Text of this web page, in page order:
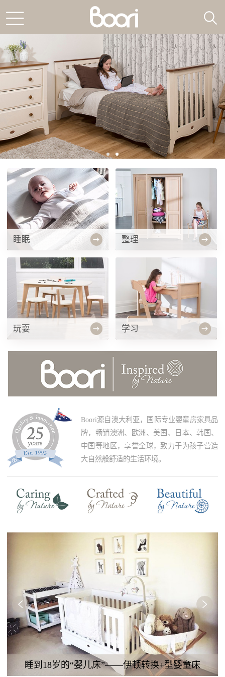
睡眠 整理
玩耍 学习
Boori源自澳大利亚，国际专业婴童房家具品
牌，畅销澳洲、欧洲、美国、日本、韩国、
中国等地区，享誉全球，致力于为孩子营造
大自然般舒适的生活环境。
18岁的“婴儿床”——伊顿转换+型婴童床 简约不